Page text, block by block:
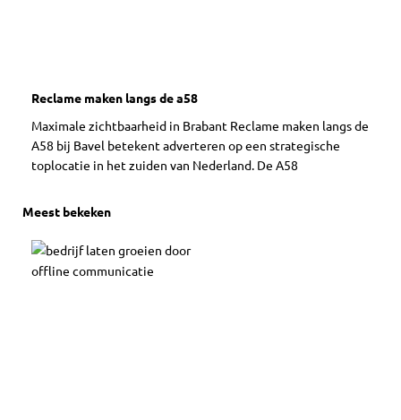
Reclame maken langs de a58
Maximale zichtbaarheid in Brabant Reclame maken langs de
A58 bij Bavel betekent adverteren op een strategische
toplocatie in het zuiden van Nederland. De A58
Meest bekeken